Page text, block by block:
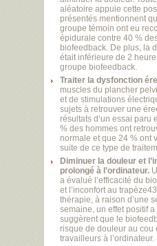
aléatoire appuie cette
présentés mentionnent
groupe témoin ont eu
épidurale contre 40 %
biofeedback. De plus, la
était inférieure de 2
groupe biofeedback.
Traiter la dysfonction
muscles du plancher
et de stimulations
sujets à retrouver une
résultats d‘un essai paru
% des hommes ont
normale et que 24 % ont
suite de ce type de
Diminuer la douleur et
prolongé à l’ordinateur.
a évalué l’efficacité du
et l’inconfort au
thérapie, à raison d’une
semaine, un effet positif
suggèrent que le
risque de douleur au cou
travailleurs à l’ordinateur.